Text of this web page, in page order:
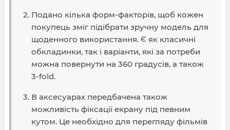
Подано кілька форм-факторів, щоб кожен
покупець зміг підібрати зручну модель для
щоденного використання. Є як класичні
обкладинки, так і варіанти, які за потреби
можна повернути на 360 градусів, а також
3-fold.
В аксесуарах передбачена також
можливість фіксації екрану під певним
кутом. Це необхідно для перегляду фільмів